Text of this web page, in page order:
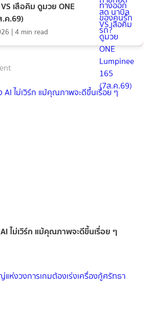
เสือคิม ดูมวย ONE
.ค.69)
|4 min read
ไม่เวิร์ก แม้คุณภาพจะดีขึ้นเรื่อย ๆ